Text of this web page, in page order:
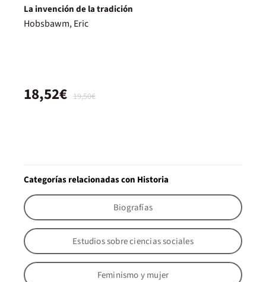
La invención de la tradición
Hobsbawm, Eric
19,50€
18,52€
Categorías relacionadas con Historia
Biografías
Estudios sobre ciencias sociales
Feminismo y mujer